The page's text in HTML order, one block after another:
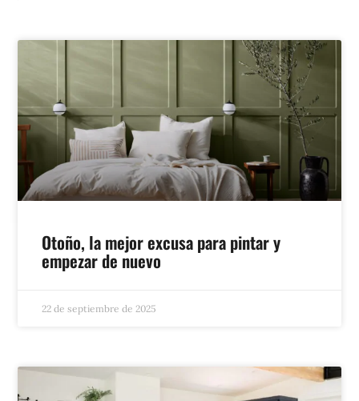
Otoño, la mejor excusa para pintar y
empezar de nuevo
22 de septiembre de 2025